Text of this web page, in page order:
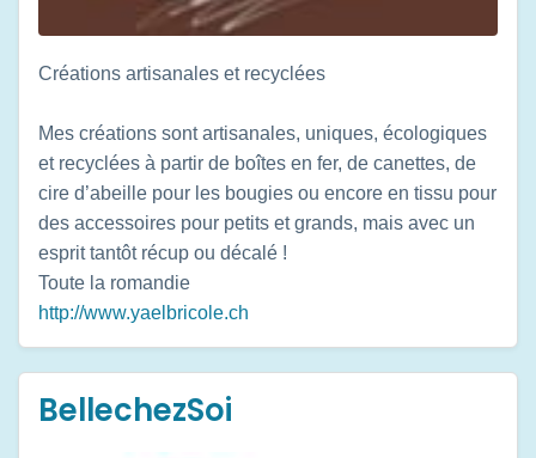
Créations artisanales et recyclées
Mes créations sont artisanales, uniques, écologiques
et recyclées à partir de boîtes en fer, de canettes, de
cire d’abeille pour les bougies ou encore en tissu pour
des accessoires pour petits et grands, mais avec un
esprit tantôt récup ou décalé !
Toute la romandie
http://www.yaelbricole.ch
BellechezSoi